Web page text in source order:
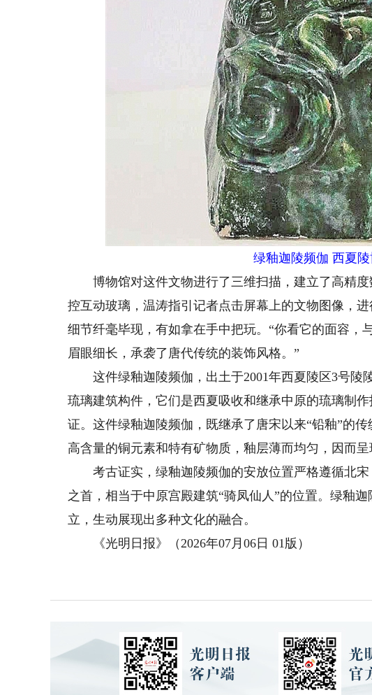
绿釉迦陵频伽 西夏陵
博物馆对这件文物进行了三维扫描，建立了高精度
控互动玻璃，温涛指引记者点击屏幕上的文物图像，
细节纤毫毕现，有如拿在手中把玩。“你看它的面容，
眉眼细长，承袭了唐代传统的装饰风格。”
这件绿釉迦陵频伽，出土于2001年西夏陵区3号陵
琉璃建筑构件，它们是西夏吸收和继承中原的琉璃制
证。这件绿釉迦陵频伽，既继承了唐宋以来“铅釉”的
高含量的铜元素和特有矿物质，釉层薄而均匀，因而呈
考古证实，绿釉迦陵频伽的安放位置严格遵循北宋
之首，相当于中原宫殿建筑“骑凤仙人”的位置。绿釉
立，生动展现出多种文化的融合。
《光明日报》（2026年07月06日 01版）